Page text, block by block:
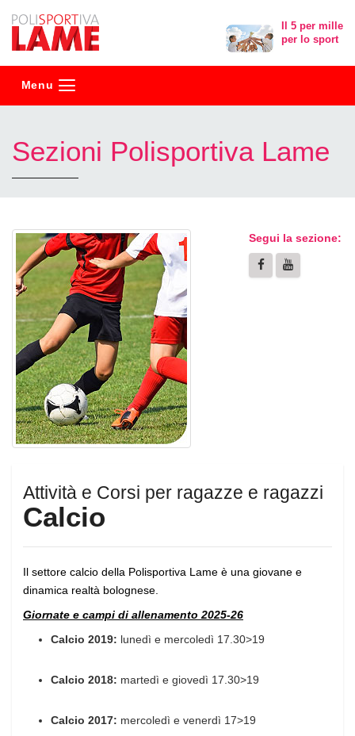
Polisportiva
Lame
Il 5 per mille
per lo sport
Menu
Sezioni Polisportiva Lame
Segui la sezione:
Attività e Corsi per ragazze e ragazzi
Calcio
Il settore calcio della Polisportiva Lame è una giovane e
dinamica realtà bolognese.
Giornate e campi di allenamento 2025-26
Calcio 2019: lunedì e mercoledì 17.30>19
Calcio 2018: martedì e giovedì 17.30>19
Calcio 2017: mercoledì e venerdì 17>19